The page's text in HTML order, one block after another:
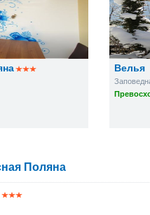
Велья
Поляна